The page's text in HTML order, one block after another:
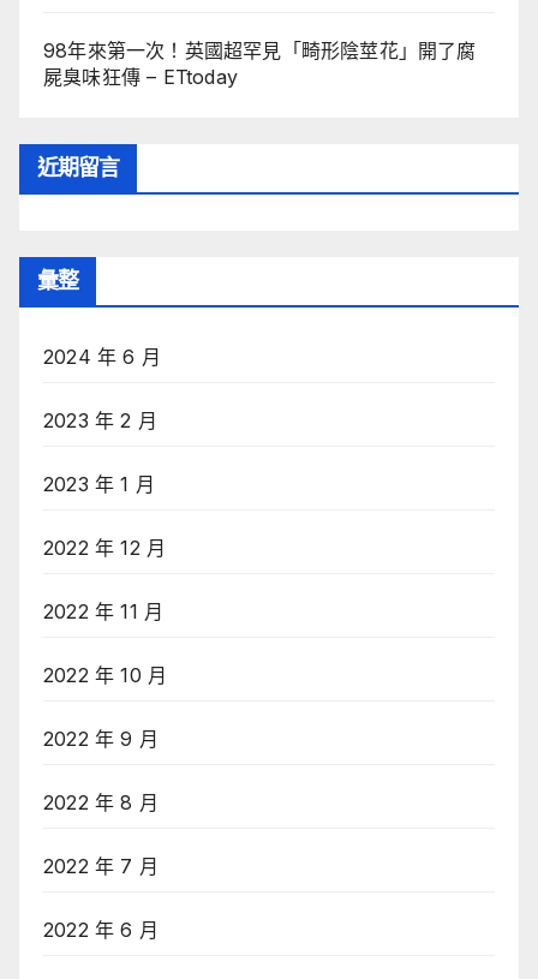
98年來第一次！英國超罕見「畸形陰莖花」開了腐
屍臭味狂傳 – ETtoday
近期留言
彙整
2024 年 6 月
2023 年 2 月
2023 年 1 月
2022 年 12 月
2022 年 11 月
2022 年 10 月
2022 年 9 月
2022 年 8 月
2022 年 7 月
2022 年 6 月